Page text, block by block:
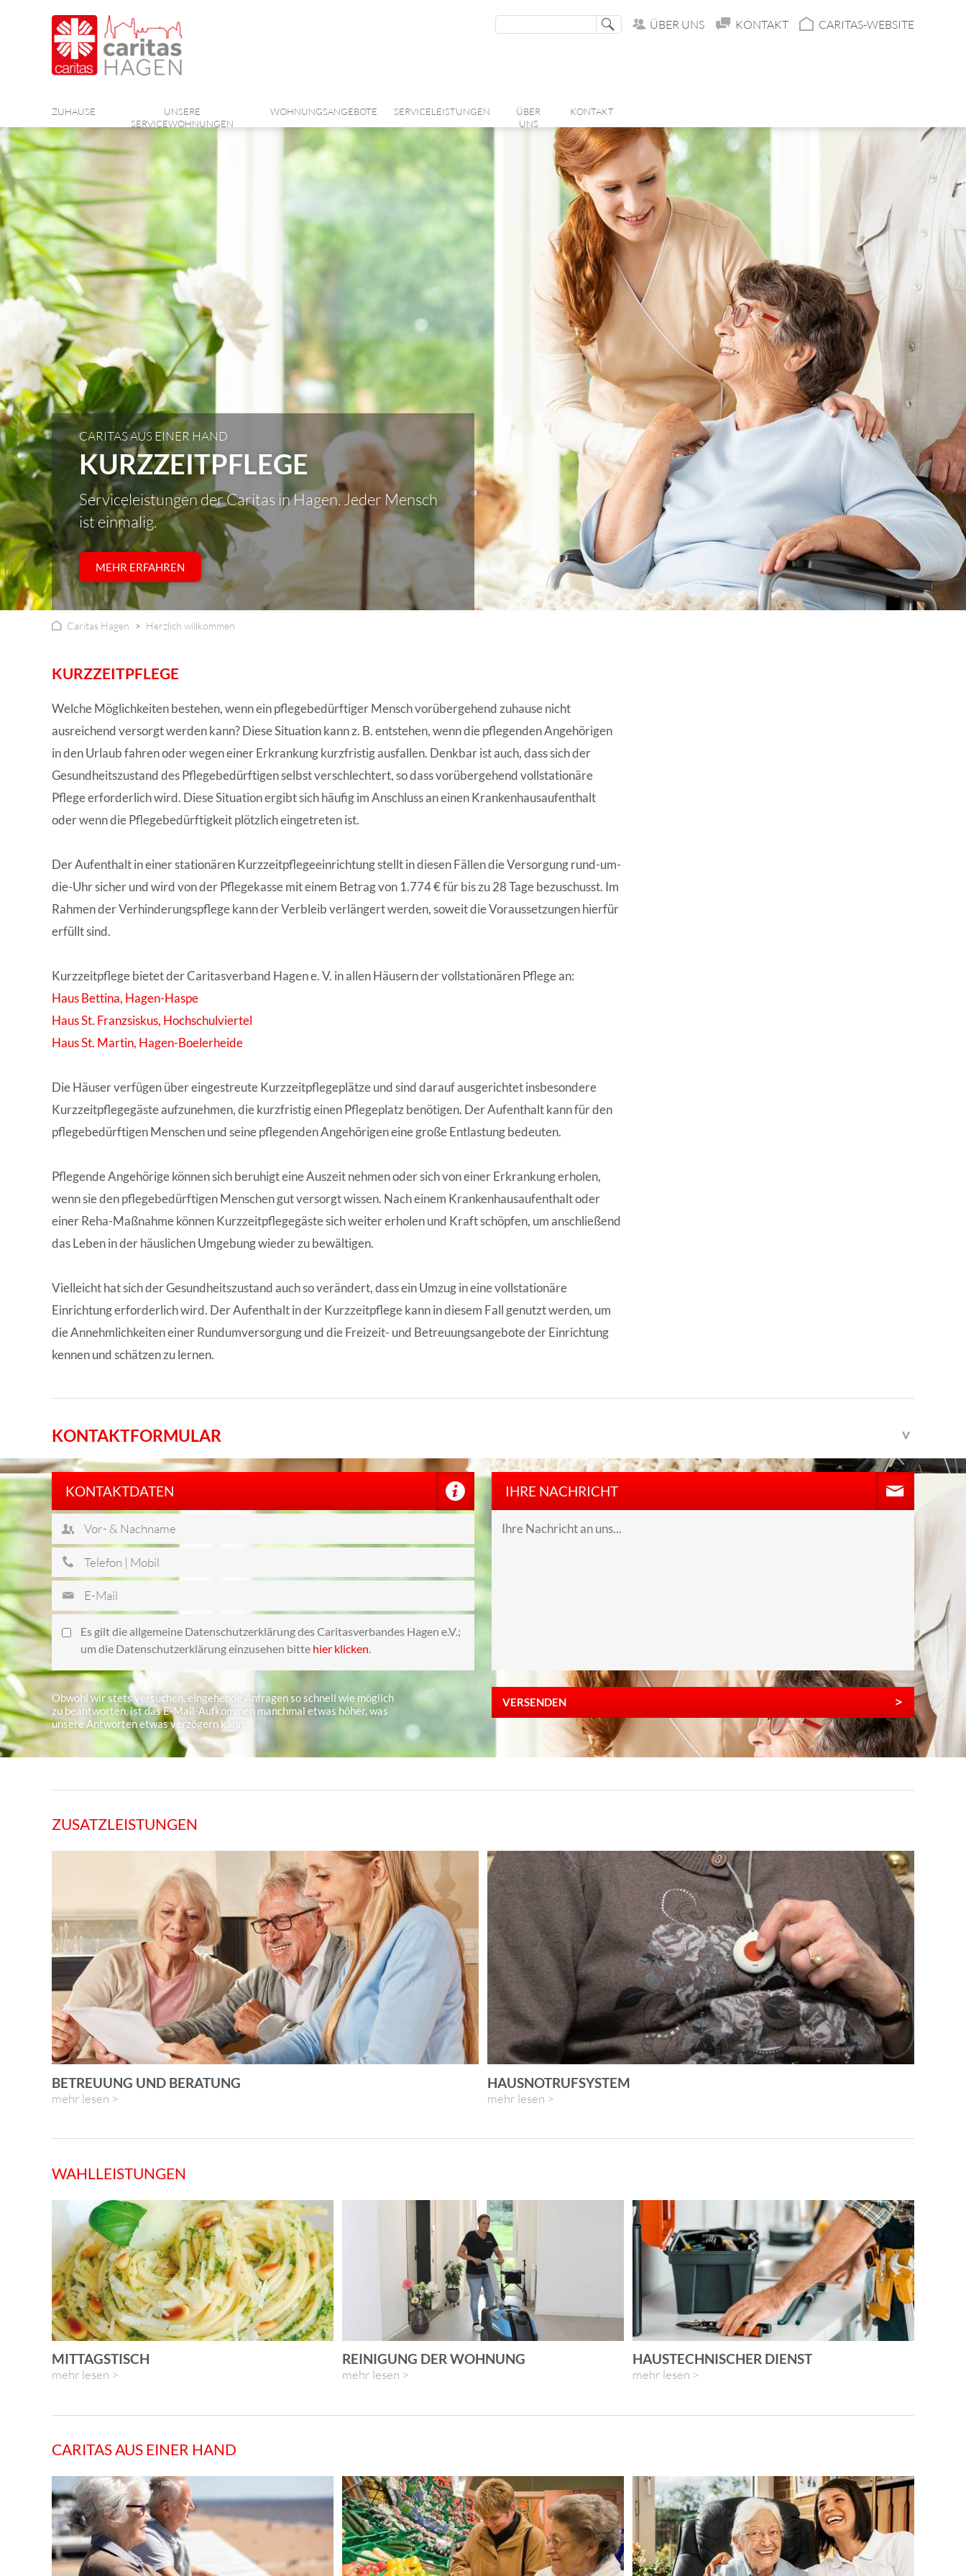
ÜBER UNS KONTAKT CARITAS-WEBSITE
ZUHAUSE
UNSERE
SERVICEWOHNUNGEN
KLOSTERVIERTEL
KÖHLERWEG
HEILIG-GEIST-HAUS
WOHNUNGSANGEBOTE SERVICELEISTUNGEN
ZUSATZLEISTUNGEN
WAHLLEISTUNGEN
ÜBER
UNS
KONTAKT
CARITAS AUS EINER HAND
KURZZEITPFLEGE
Serviceleistungen der Caritas in Hagen. Jeder Mensch
ist einmalig.
MEHR ERFAHREN
Caritas Hagen Herzlich willkommen
KURZZEITPFLEGE
Welche Möglichkeiten bestehen, wenn ein pflegebedürftiger Mensch vorübergehend zuhause nicht
ausreichend versorgt werden kann? Diese Situation kann z. B. entstehen, wenn die pflegenden Angehörigen
in den Urlaub fahren oder wegen einer Erkrankung kurzfristig ausfallen. Denkbar ist auch, dass sich der
Gesundheitszustand des Pflegebedürftigen selbst verschlechtert, so dass vorübergehend vollstationäre
Pflege erforderlich wird. Diese Situation ergibt sich häufig im Anschluss an einen Krankenhausaufenthalt
oder wenn die Pflegebedürftigkeit plötzlich eingetreten ist.
Der Aufenthalt in einer stationären Kurzzeitpflegeeinrichtung stellt in diesen Fällen die Versorgung rund-um-
die-Uhr sicher und wird von der Pflegekasse mit einem Betrag von 1.774 € für bis zu 28 Tage bezuschusst. Im
Rahmen der Verhinderungspflege kann der Verbleib verlängert werden, soweit die Voraussetzungen hierfür
erfüllt sind.
Kurzzeitpflege bietet der Caritasverband Hagen e. V. in allen Häusern der vollstationären Pflege an:
Haus Bettina, Hagen-Haspe
Haus St. Franzsiskus, Hochschulviertel
Haus St. Martin, Hagen-Boelerheide
Die Häuser verfügen über eingestreute Kurzzeitpflegeplätze und sind darauf ausgerichtet insbesondere
Kurzzeitpflegegäste aufzunehmen, die kurzfristig einen Pflegeplatz benötigen. Der Aufenthalt kann für den
pflegebedürftigen Menschen und seine pflegenden Angehörigen eine große Entlastung bedeuten.
Pflegende Angehörige können sich beruhigt eine Auszeit nehmen oder sich von einer Erkrankung erholen,
wenn sie den pflegebedürftigen Menschen gut versorgt wissen. Nach einem Krankenhausaufenthalt oder
einer Reha-Maßnahme können Kurzzeitpflegegäste sich weiter erholen und Kraft schöpfen, um anschließend
das Leben in der häuslichen Umgebung wieder zu bewältigen.
Vielleicht hat sich der Gesundheitszustand auch so verändert, dass ein Umzug in eine vollstationäre
Einrichtung erforderlich wird. Der Aufenthalt in der Kurzzeitpflege kann in diesem Fall genutzt werden, um
die Annehmlichkeiten einer Rundumversorgung und die Freizeit- und Betreuungsangebote der Einrichtung
kennen und schätzen zu lernen.
KONTAKTFORMULAR
KONTAKTDATEN
Es gilt die allgemeine Datenschutzerklärung des Caritasverbandes Hagen e.V.;
um die Datenschutzerklärung einzusehen bitte hier klicken.
Obwohl wir stets versuchen, eingehende Anfragen so schnell wie möglich
zu beantworten, ist das E-Mail-Aufkommen manchmal etwas höher, was
unsere Antworten etwas verzögern kann.
IHRE NACHRICHT
VERSENDEN
ZUSATZLEISTUNGEN
BETREUUNG UND BERATUNG
mehr lesen >
HAUSNOTRUFSYSTEM
mehr lesen >
WAHLLEISTUNGEN
MITTAGSTISCH
mehr lesen >
REINIGUNG DER WOHNUNG
mehr lesen >
HAUSTECHNISCHER DIENST
mehr lesen >
CARITAS AUS EINER HAND